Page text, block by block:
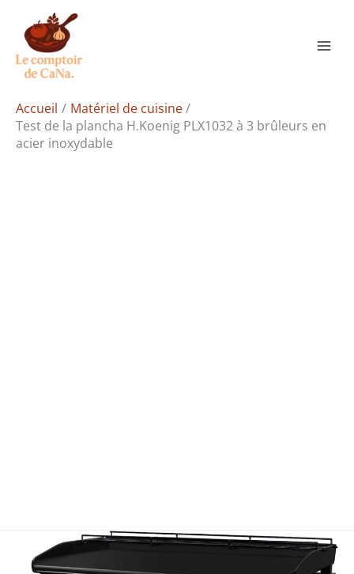
contenu
Accueil
Matériel de cuisine
Test de la plancha H.Koenig PLX1032 à 3 brûleurs en
acier inoxydable
Rechercher